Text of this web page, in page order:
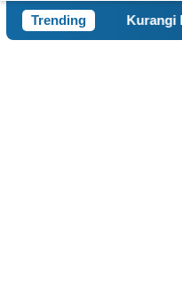
Trending
Pembakaran Sampah